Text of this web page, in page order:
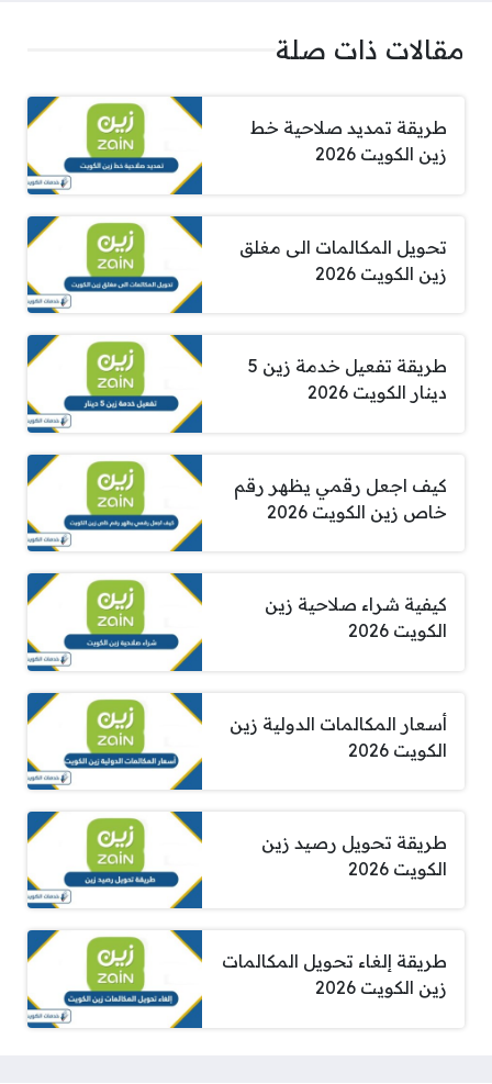
مقالات ذات صلة
طريقة تمديد صلاحية خط
زين الكويت 2026
تحويل المكالمات الى مغلق
زين الكويت 2026
طريقة تفعيل خدمة زين 5
دينار الكويت 2026
كيف اجعل رقمي يظهر رقم
خاص زين الكويت 2026
كيفية شراء صلاحية زين
الكويت 2026
أسعار المكالمات الدولية زين
الكويت 2026
طريقة تحويل رصيد زين
الكويت 2026
طريقة إلغاء تحويل المكالمات
زين الكويت 2026